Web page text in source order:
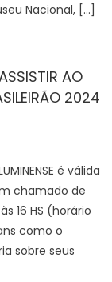
Nacional, […]
AO
2024
é válida
chamado de
16 HS (horário
como o
sobre seus